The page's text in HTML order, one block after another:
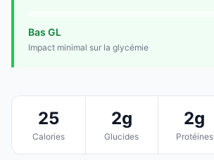
Bas GL
Impact minimal sur la glycémie
25
Calories
2g
Glucides
2g
Protéines